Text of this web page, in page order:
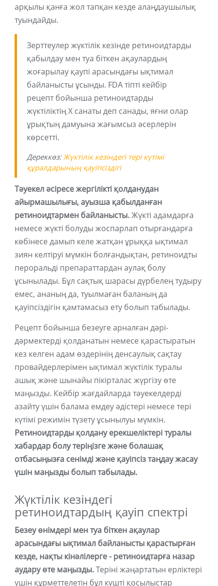
арқылы қанға жол тапқан кезде алаңдаушылық
туындайды.
Зерттеулер жүктілік кезінде ретиноидтарды
қабылдау мен туа біткен ақаулардың
жоғарылау қаупі арасындағы ықтимал
байланысты ұсынды. FDA тіпті кейбір
рецепт бойынша ретиноидтарды
жүктіліктің X санаты деп санады, яғни олар
ұрықтың дамуына жағымсыз әсерлерін
көрсетті.
Дереккөз:Жүктілік кезіндегі тері күтімі
құралдарының қауіпсіздігі
Тәуекел әсіресе жергілікті қолданудан
айырмашылығы, ауызша қабылданған
ретиноидтармен байланысты.Жүкті адамдарға
немесе жүкті болуды жоспарлап отырғандарға
көбінесе дамып келе жатқан ұрыққа ықтимал
зиян келтіруі мүмкін болғандықтан, ретиноидты
пероральді препараттардан аулақ болу
ұсынылады. Бұл сақтық шарасы дүрбелең тудыру
емес, ананың да, туылмаған баланың да
қауіпсіздігін қамтамасыз ету болып табылады.
Рецепт бойынша безеуге арналған дәрі-
дәрмектерді қолданатын немесе қарастыратын
кез келген адам өздерінің денсаулық сақтау
провайдерлерімен ықтимал жүктілік туралы
ашық және шынайы пікірталас жүргізу өте
маңызды. Кейбір жағдайларда тәуекелдерді
азайту үшін балама емдеу әдістері немесе тері
күтімі режимін түзету ұсынылуы мүмкін.
Ретиноидтарды қолдану ерекшеліктері туралы
хабардар болу теріңізге және болашақ
отбасыңызға сенімді және қауіпсіз таңдау жасау
үшін маңызды болып табылады.
Жүктілік кезіндегі
ретиноидтардың қауіп спектрі
Безеу өнімдері мен туа біткен ақаулар
арасындағы ықтимал байланысты қарастырған
кезде, нақты кінәлілерге - ретиноидтарға назар
аудару өте маңызды.Теріні жаңартатын ерліктері
үшін құрметтелетін бұл күшті қосылыстар